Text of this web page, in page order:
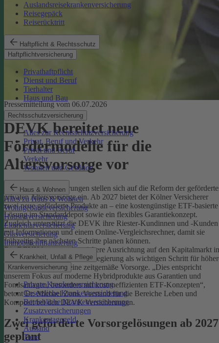
Auslandsreisekrankenversicherung
Reisegepäck
Reiserücktritt
Haftpflicht & Rechtsschutz
Haftpflichtversicherung
Privathaftpflicht
Dienst und Beruf
Tierhalter
Haus und Bau
Rechtsschutzversicherung
Alles zur Rechtsschutzversicherung
Privat, Beruf und Verkehr
Privat und Beruf
Verkehr
Wohnen und Gebäude
Haus & Wohnen
Alles zu Haus & Wohnen
Wohngebäudeversicherung
Hausratversicherung
Elementarversicherung
Glasversicherung
Immobilienfinanzierung
Krankheit, Unfall & Pflege
Krankenversicherung
Private Krankenversicherung
Gesetzliche Krankenversicherung
Betriebliche Krankenversicherung
Zusatzversicherungen
Krankentagegeld
Ausland
Tiere
Pressemitteilung vom 06.07.2026
DEVK bereitet neue
Fördermodelle für die
Altersvorsorge vor
Die DEVK Versicherungen stellen sich auf die Reform der
privaten Altersvorsorge ein. Ab 2027 bietet der Kölner Versicherer
zwei neue geförderte Produkte an – eine kostengünstige ETF-basierte
Lösung im Standarddepot sowie ein flexibles Garantiekonzept.
Zugleich unterstützt die DEVK ihre Riester-Kundinnen und -Kunden
mit Informationen und einem Online-Vergleichsrechner, damit sie
frühzeitig ihre nächsten Schritte planen können.
Die DEVK bewertet die stärkere Ausrichtung auf den Kapitalmarkt
Reformvorschlag der Bundesregierung als wichtigen Schritt für
Renditechancen und eine zeitgemäße Vorsorge. „Dies entspricht
unserem Fokus auf moderne Hybridprodukte aus Garantien und
Fondsanlagen, besonders mit kosteneffizienten ETF-Konzepten“,
betont Dr. Michael Zons, Vorstand für die Bereiche Leben und
Komposit bei den DEVK Versicherungen.
Zwei geförderte Vorsorgelösungen ab 2027
geplant